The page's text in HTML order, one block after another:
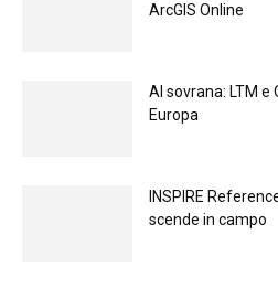
ArcGIS Online
Al sovrana: LTM е
Europа
INSPIRE
scende in campo